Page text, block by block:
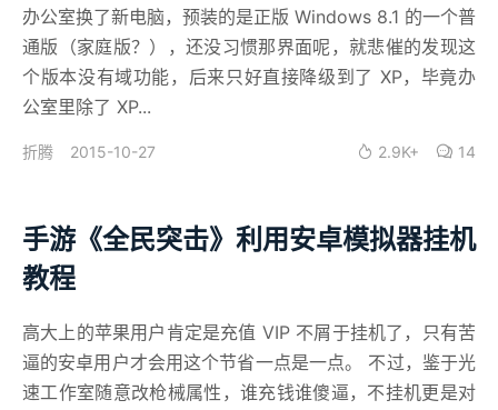
办公室换了新电脑，预装的是正版 Windows 8.1 的一个普
通版（家庭版？），还没习惯那界面呢，就悲催的发现这
个版本没有域功能，后来只好直接降级到了 XP，毕竟办
公室里除了 XP...
折腾 2015-10-27 2.9K+ 14
手游《全民突击》利用安卓模拟器挂机
教程
高大上的苹果用户肯定是充值 VIP 不屑于挂机了，只有苦
逼的安卓用户才会用这个节省一点是一点。 不过，鉴于光
速工作室随意改枪械属性，谁充钱谁傻逼，不挂机更是对